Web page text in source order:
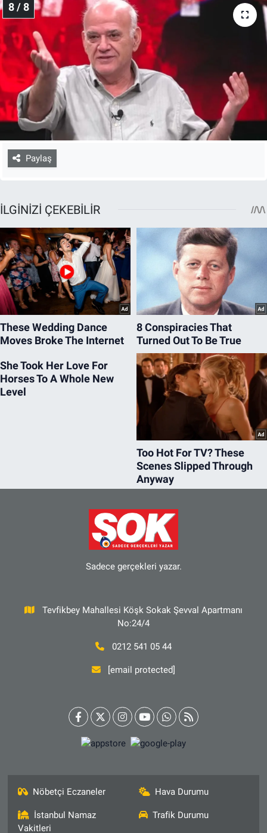
8 / 8
Paylaş
Sadece gerçekleri yazar.
Tevfikbey Mahallesi Köşk Sokak Şevval Apartmanı
No:24/4
0212 541 05 44
[email protected]
Nöbetçi Eczaneler Hava Durumu
İstanbul Namaz
Vakitleri
Trafik Durumu